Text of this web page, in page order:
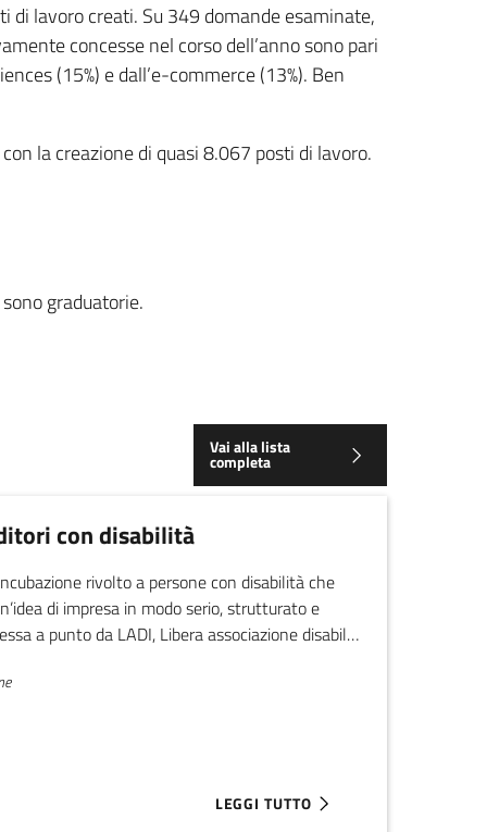
di lavoro creati. Su 349 domande esaminate,
concesse nel corso dell’anno sono pari
(15%) e dall’e-commerce (13%). Ben
la creazione di quasi 8.067 posti di lavoro.
graduatorie.
Vai alla lista
completa
STARTUP NELLA BIOECONOMIA CIRCOLARE
con disabilità
rivolto a persone con disabilità che
di impresa in modo serio, strutturato e
a punto da LADI, Libera associazione disabili
LEGGI TUTTO
ABOUT CALL YES! PER